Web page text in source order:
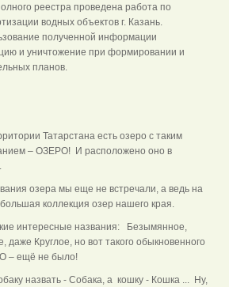
реестра проведена работа по
водных объектов г. Казань.
полученной информации
и уничтожение при формировании и
планов.
Татарстана есть озеро с таким
– ОЗЕРО! И расположено оно в
озера мы еще не встречали, а ведь на
коллекция озер нашего края.
интересные названия: Безымянное,
даже Круглое, но вот такого обыкновенного
– ещё не было!
назвать - Собака, а кошку - Кошка ... Ну,